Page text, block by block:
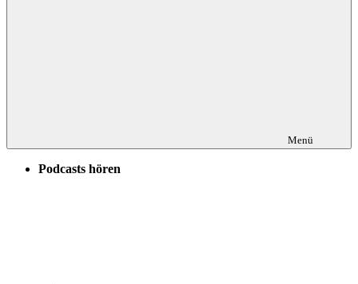
Menü
Podcasts hören